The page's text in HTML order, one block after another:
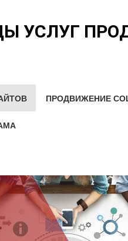
УСЛУГ
ПРОДВИЖЕНИЕ